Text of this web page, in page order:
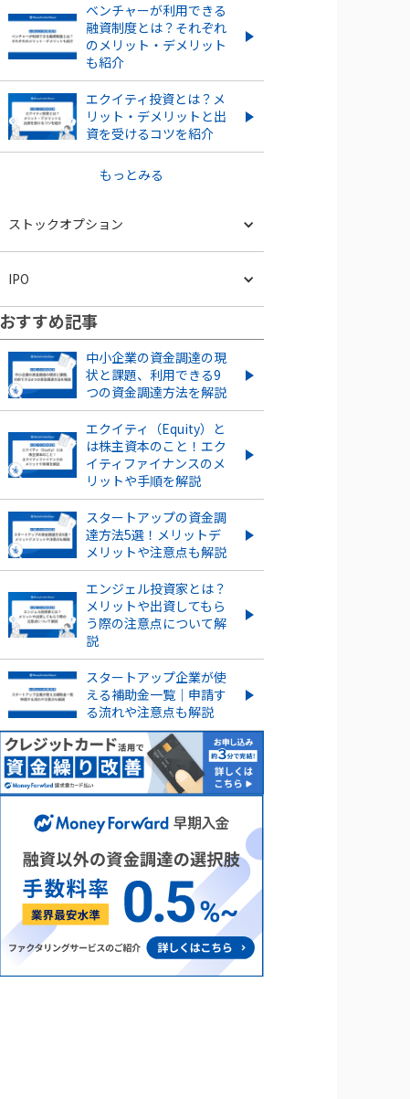
ベンチャーが利用できる
融資制度とは？それぞれ
のメリット・デメリット
も紹介
エクイティ投資とは？メ
リット・デメリットと出
資を受けるコツを紹介
もっとみる
ストックオプション
ト・デメリット、注意点を解説
ストックオプションとは？仕組
みや種類、導入する手順・手続
きを紹介
信託型ストックオプションと
は？メリット・デメリットを
紹介
ストックオプション発行は株価
にどう影響する？株価の上昇・
下落ケースを紹介
ストックオプションを新規に
行使する流れやタイミングを
解説！
もっとみる
IPO
スタートアップがIPOす
るメリット・デメリット
とは？成功させるポイン
トも解説
IPOとは？POや上場との違い
やメリット・デメリットも解
説
もっとみる
おすすめ記事
中小企業の資金調達の現
状と課題、利用できる9
つの資金調達方法を解説
エクイティ（Equity）と
は株主資本のこと！エク
イティファイナンスのメ
リットや手順を解説
スタートアップの資金調
達方法5選！メリットデ
メリットや注意点も解説
エンジェル投資家とは？
メリットや出資してもら
う際の注意点について解
説
スタートアップ企業が使
える補助金一覧｜申請す
る流れや注意点も解説